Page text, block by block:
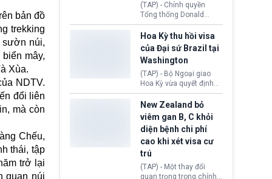
bản đồ
trekking
sườn núi,
mây,
Xùa.
NDTV.
đổi liên
mà còn
Chếu,
thái, tập
trở lại
quan núi
(TAP) - Chính quyền
Tổng thống Donald
Trump đã hoàn trả
khoảng 100 tỷ USD thuế
quan từng thu theo Đạo
luật Quyền hạn Kinh tế
Khẩn cấp Quốc tế
(IEEPA). Động thái này
diễn ra sau phán quyết
hồi tháng 2 bởi Tòa án
Tối cao Hoa Kỳ
(SCOTUS) khi tuyên bố,
việc áp thuế diện rộng là
hoàn toàn bất hợp pháp.
Hoa Kỳ thu hồi visa
của Đại sứ Brazil tại
Washington
(TAP) - Bộ Ngoại giao
Hoa Kỳ vừa quyết định
thu hồi thị thực (visa)
của bà Maria Luiza
Ribeiro Viotti - Đại sứ
Brazil tại Washington.
Động thái trên diễn ra
trong bối cảnh tranh
chấp ngoại giao giữa
chính quyền Tổng thống
Donald Trump và chính
New Zealand bỏ
viêm gan B, C khỏi
diện bệnh chi phí
cao khi xét visa cư
trú
(TAP) - Một thay đổi
quan trọng trong chính